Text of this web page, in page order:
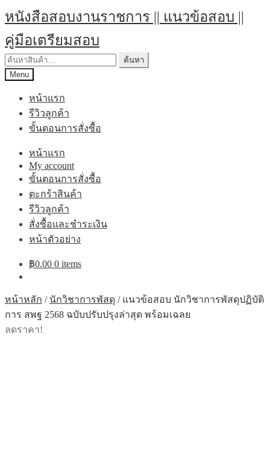
Skip
to
navigation
Skip
to
content
หนังสือสอบงานราชการ || แนวข้อสอบ ||
คู่มือเตรียมสอบ
ค้นหา:
ค้นหา
Menu
หน้าแรก
รีวิวลูกค้า
ขั้นตอนการสั่งซื้อ
หน้าแรก
My account
ขั้นตอนการสั่งซื้อ
ตะกร้าสินค้า
รีวิวลูกค้า
สั่งซื้อและชำระเงิน
หน้าตัวอย่าง
฿0.00 0 items
หน้าหลัก / นักวิชาการพัสดุ / แนวข้อสอบ นักวิชาการพัสดุปฏิบัติ
การ สพฐ 2568 ฉบับปรับปรุงล่าสุด พร้อมเฉลย
ลดราคา!